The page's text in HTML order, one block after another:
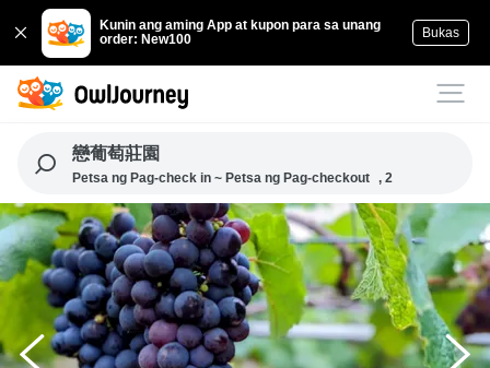
Kunin ang aming App at kupon para sa unang
order: New100
Bukas
戀葡萄莊園
Petsa ng Pag-check in ~ Petsa ng Pag-checkout , 2